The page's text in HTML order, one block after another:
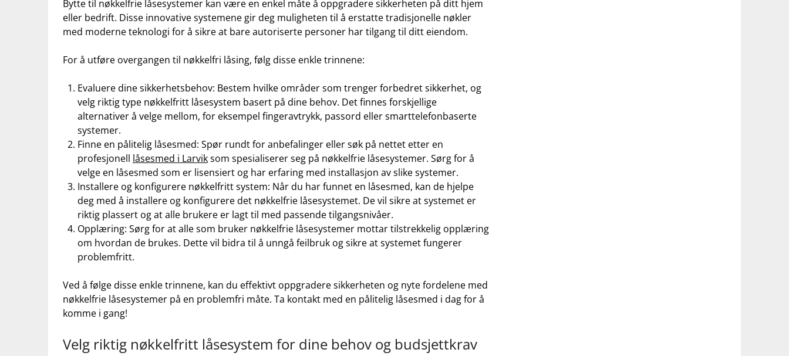
Bytte til nøkkelfrie låsesystemer kan være en enkel måte å oppgradere sikkerheten på ditt hjem‍
eller bedrift. Disse innovative systemene⁤ gir deg muligheten til å erstatte ‌tradisjonelle nøkler
med moderne teknologi for å‍ sikre at⁤ bare autoriserte personer har tilgang til ditt eiendom.
For å utføre overgangen til nøkkelfri låsing, ‌følg disse⁣ enkle trinnene:
Evaluere dine sikkerhetsbehov: Bestem hvilke⁢ områder som trenger ⁣forbedret sikkerhet, ⁢og
velg riktig type nøkkelfritt låsesystem basert⁤ på dine ​behov. Det finnes forskjellige
⁣alternativer å velge mellom, for ‍eksempel fingeravtrykk, passord eller smarttelefonbaserte
systemer.
Finne en pålitelig låsesmed: Spør rundt for anbefalinger eller søk⁣ på ‌nettet etter en
profesjonell ​ låsesmed i Larviksom spesialiserer seg på nøkkelfrie låsesystemer. Sørg‌ for⁤ å
velge en⁢ låsesmed som er lisensiert og ⁤har erfaring⁤ med installasjon av slike systemer.
Installere og konfigurere nøkkelfritt system:⁢ Når du ‍har ​funnet en låsesmed, kan de hjelpe
deg med⁣ å ‍installere ‌og konfigurere det nøkkelfrie låsesystemet. De vil sikre at systemet er
⁢riktig plassert og at alle brukere er lagt til med passende tilgangsnivåer.
Opplæring:‌ Sørg for at alle‌ som bruker nøkkelfrie ⁣låsesystemer mottar tilstrekkelig opplæring
om hvordan de brukes. Dette vil bidra til å unngå‍ feilbruk‍ og sikre at systemet fungerer
problemfritt.
Ved ⁤å følge⁤ disse enkle trinnene, kan du effektivt oppgradere‍ sikkerheten og nyte fordelene med
nøkkelfrie låsesystemer på⁤ en⁤ problemfri måte. Ta kontakt med en pålitelig låsesmed i dag for⁣ å
komme i gang!
Velg⁢ riktig nøkkelfritt låsesystem‌ for dine ⁣behov‌ og ‌budsjettkrav